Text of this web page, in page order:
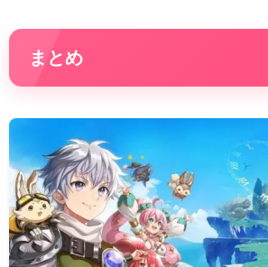
まとめ